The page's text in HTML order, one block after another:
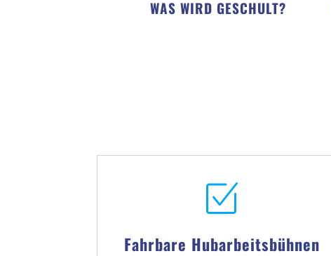
WAS WIRD GESCHULT?
Fahrbare Hubarbeitsbühnen